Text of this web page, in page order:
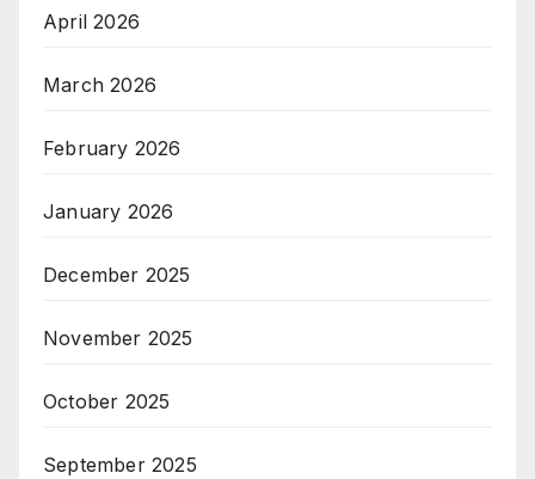
April 2026
March 2026
February 2026
January 2026
December 2025
November 2025
October 2025
September 2025